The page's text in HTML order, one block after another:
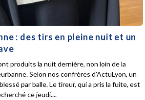
: des tirs en pleine nuit et un
produits la nuit dernière, non loin de la
Selon nos confrères d'ActuLyon, un
par balle. Le tireur, qui a pris la fuite, est
ce jeudi....